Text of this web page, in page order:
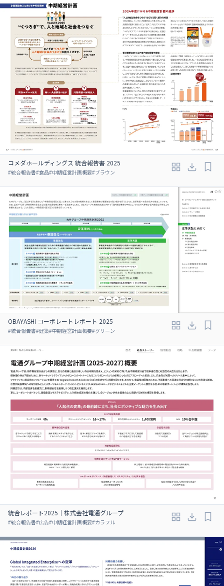
コメダホールディングス 統合報告書 2025
#統合報告書#食品#中期経営計画概要#ブラウン
OBAYASHI コーポレートレポート 2025
#統合報告書#建築#中期経営計画概要#グリーン
統合レポート2025｜株式会社電通グループ
#統合報告書#広告#中期経営計画概要#カラフル